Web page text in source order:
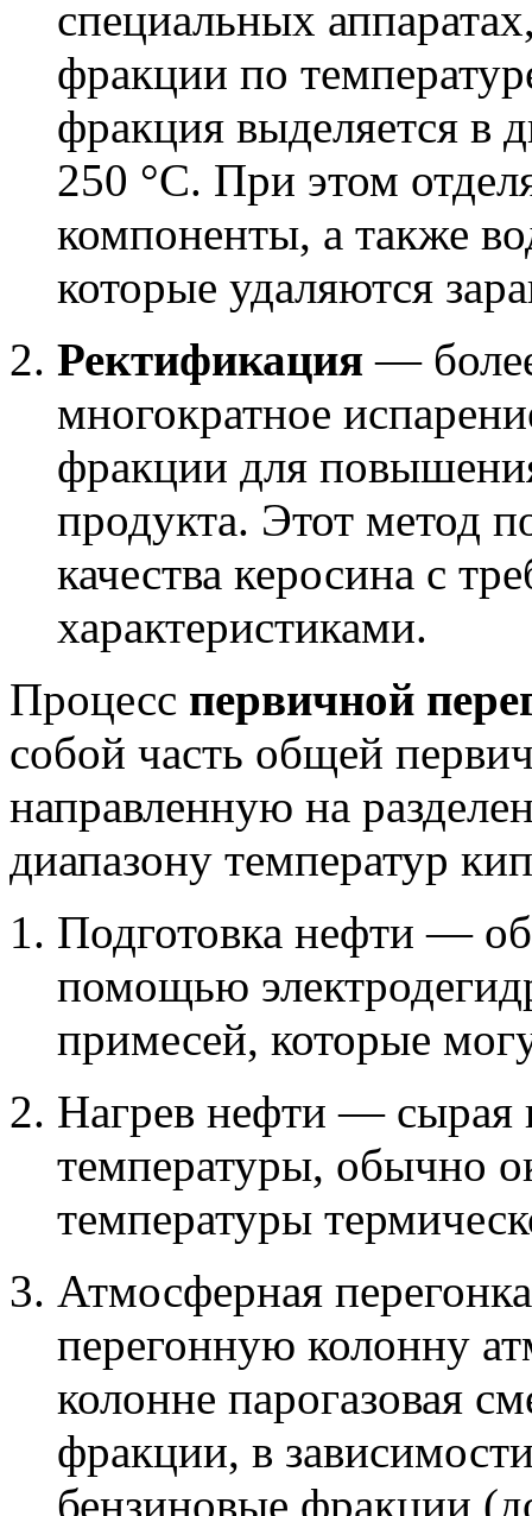
специальных
фракции по
фракция выделяется в
250 °C. При этом
компоненты, а также
которые удаляются
Ректификация —
многократное
фракции для
продукта. Этот метод
качества керосина с
характеристиками.
Процесс первичной
собой часть общей
направленную на
диапазону температур
Подготовка нефти —
помощью
примесей, которые
Нагрев нефти — сырая
температуры, обычно
температуры
Атмосферная
перегонную колонну
колонне парогазовая
фракции, в
бензиновые фракции